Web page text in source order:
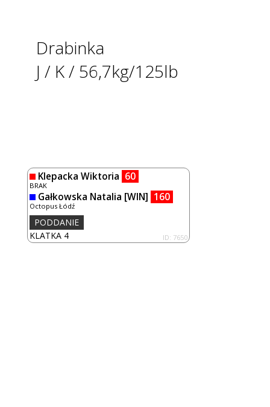
Drabinka
J / K / 56,7kg/125lb
Klepacka Wiktoria 60
BRAK
Gałkowska Natalia [WIN] 160
Octopus Łódź
KLATKA 4 ID: 7650
PODDANIE